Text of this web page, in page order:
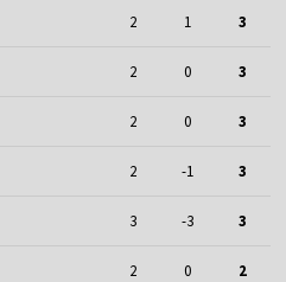
2 1 3
2 0 3
2 0 3
2 -1 3
3 -3 3
2 0 2